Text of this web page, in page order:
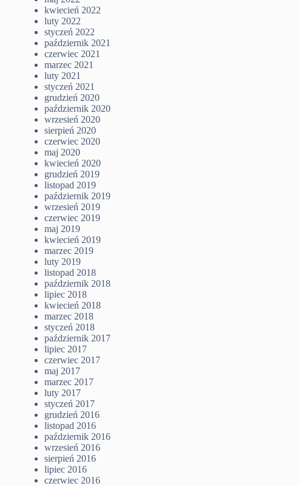
kwiecień 2022
luty 2022
styczeń 2022
październik 2021
czerwiec 2021
marzec 2021
luty 2021
styczeń 2021
grudzień 2020
październik 2020
wrzesień 2020
sierpień 2020
czerwiec 2020
maj 2020
kwiecień 2020
grudzień 2019
listopad 2019
październik 2019
wrzesień 2019
czerwiec 2019
maj 2019
kwiecień 2019
marzec 2019
luty 2019
listopad 2018
październik 2018
lipiec 2018
kwiecień 2018
marzec 2018
styczeń 2018
październik 2017
lipiec 2017
czerwiec 2017
maj 2017
marzec 2017
luty 2017
styczeń 2017
grudzień 2016
listopad 2016
październik 2016
wrzesień 2016
sierpień 2016
lipiec 2016
czerwiec 2016